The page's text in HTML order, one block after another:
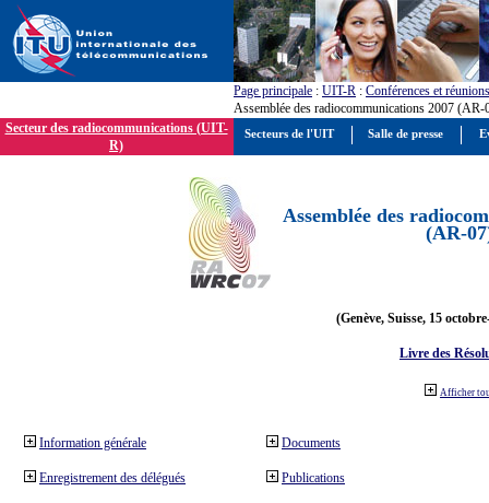
Page principale : UIT-R : Conférences et réunions
Assemblée des radiocommunications 2007 (AR-
Secteur des radiocommunications (UIT-
R)
Assemblée des
(AR-
(Genève, Suisse, 15
Livre des
Afficher
Information générale
Enregistrement des délégués
Documents
Publications
Secteurs de l'UIT Salle de presse